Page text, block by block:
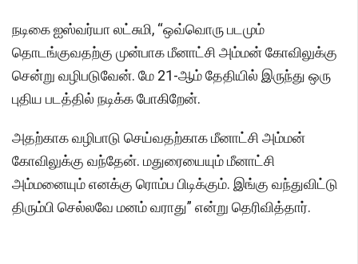
நடிகை ஐஸ்வர்யா லட்சுமி, “ஒவ்வொரு படமும்
தொடங்குவதற்கு முன்பாக மீனாட்சி அம்மன் கோவிலுக்கு
சென்று வழிபடுவேன். மே 21-ஆம் தேதியில் இருந்து ஒரு
புதிய படத்தில் நடிக்க போகிறேன்.
அதற்காக வழிபாடு செய்வதற்காக மீனாட்சி அம்மன்
கோவிலுக்கு வந்தேன். மதுரையையும் மீனாட்சி
அம்மனையும் எனக்கு ரொம்ப பிடிக்கும். இங்கு வந்துவிட்டு
திரும்பி செல்லவே மனம் வராது” என்று தெரிவித்தார்.